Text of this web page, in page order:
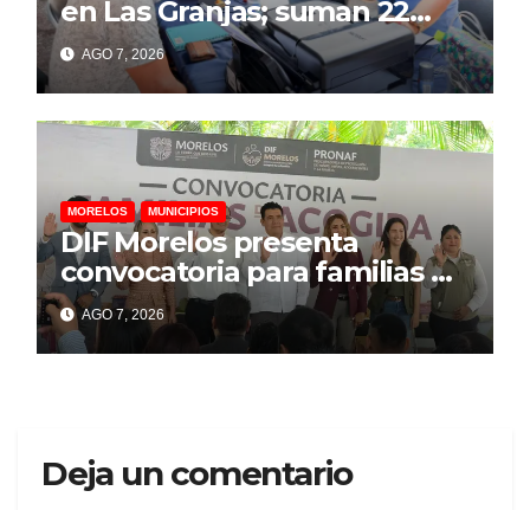
en Las Granjas; suman 22
personas lesionadas y 12
denuncias por daños
AGO 7, 2026
MORELOS MUNICIPIOS
DIF Morelos presenta
convocatoria para familias de
acogida
AGO 7, 2026
Deja un comentario